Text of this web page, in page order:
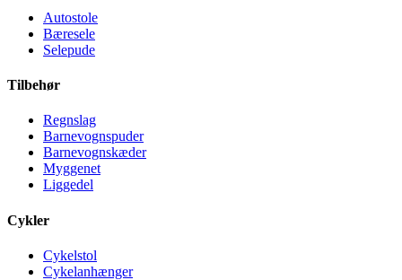
Autostole
Bæresele
Selepude
Tilbehør
Regnslag
Barnevognspuder
Barnevognskæder
Myggenet
Liggedel
Cykler
Cykelstol
Cykelanhænger